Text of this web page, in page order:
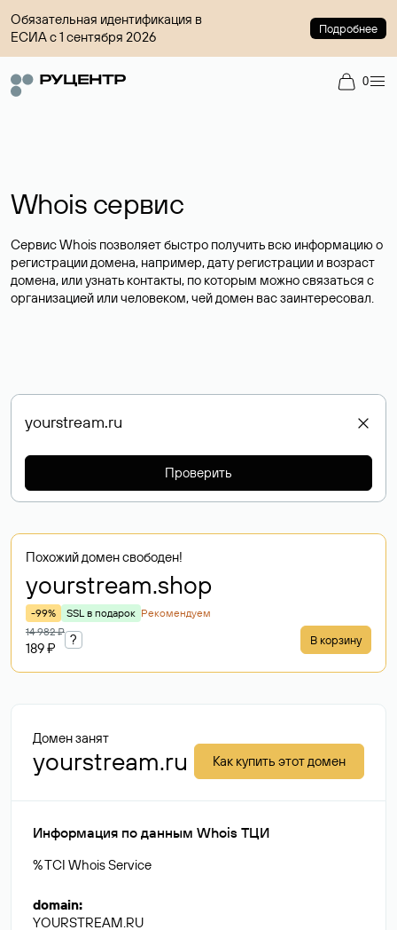
Обязательная идентификация в
ЕСИА с 1 сентября 2026
Подробнее
0
Whois сервис
Сервис Whois позволяет быстро получить всю информацию о
регистрации домена, например, дату регистрации и возраст
домена, или узнать контакты, по которым можно связаться с
организацией или человеком, чей домен вас заинтересовал.
Проверить
Похожий домен свободен!
yourstream.shop
-99% SSL в подарок Рекомендуем
14 982 ₽
189 ₽
? В корзину
Домен занят
yourstream.ru Как купить этот домен
Информация по данным Whois ТЦИ
% TCI Whois Service
domain:
YOURSTREAM.RU